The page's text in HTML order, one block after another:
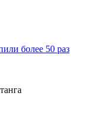
более 50 раз